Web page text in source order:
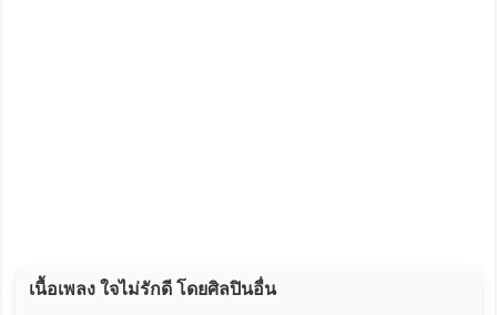
เนื้อเพลง ใจไม่รักดี โดยศิลปินอื่น